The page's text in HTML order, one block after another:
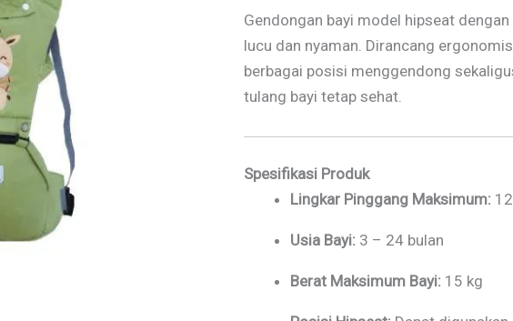
Gendongan bayi model hipseat
lucu dan nyaman. Dirancang
berbagai posisi menggendong
tulang bayi tetap sehat.
Spesifikasi Produk
Lingkar Pinggang Maksimum:
Usia Bayi: 3 – 24 bulan
Berat Maksimum Bayi: 15 kg